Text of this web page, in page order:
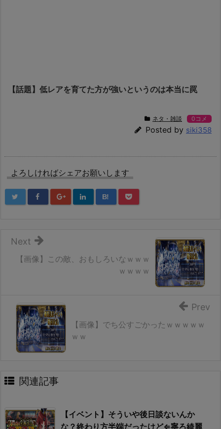
【話題】低レアを育てた方が強いというのは本当に罠
ネタ・雑談 0コメ
Posted by siki358
よろしければシェアお願いします
B!
【画像】この敵、おもしろいなｗｗｗ
ｗｗｗｗ
Next
【画像】でち公すごかったｗｗｗｗｗ
ｗｗ
Prev
関連記事
【イベント】そういや後日談ないんか
な？終わり方半端だったけど⇐寧ろ綺麗